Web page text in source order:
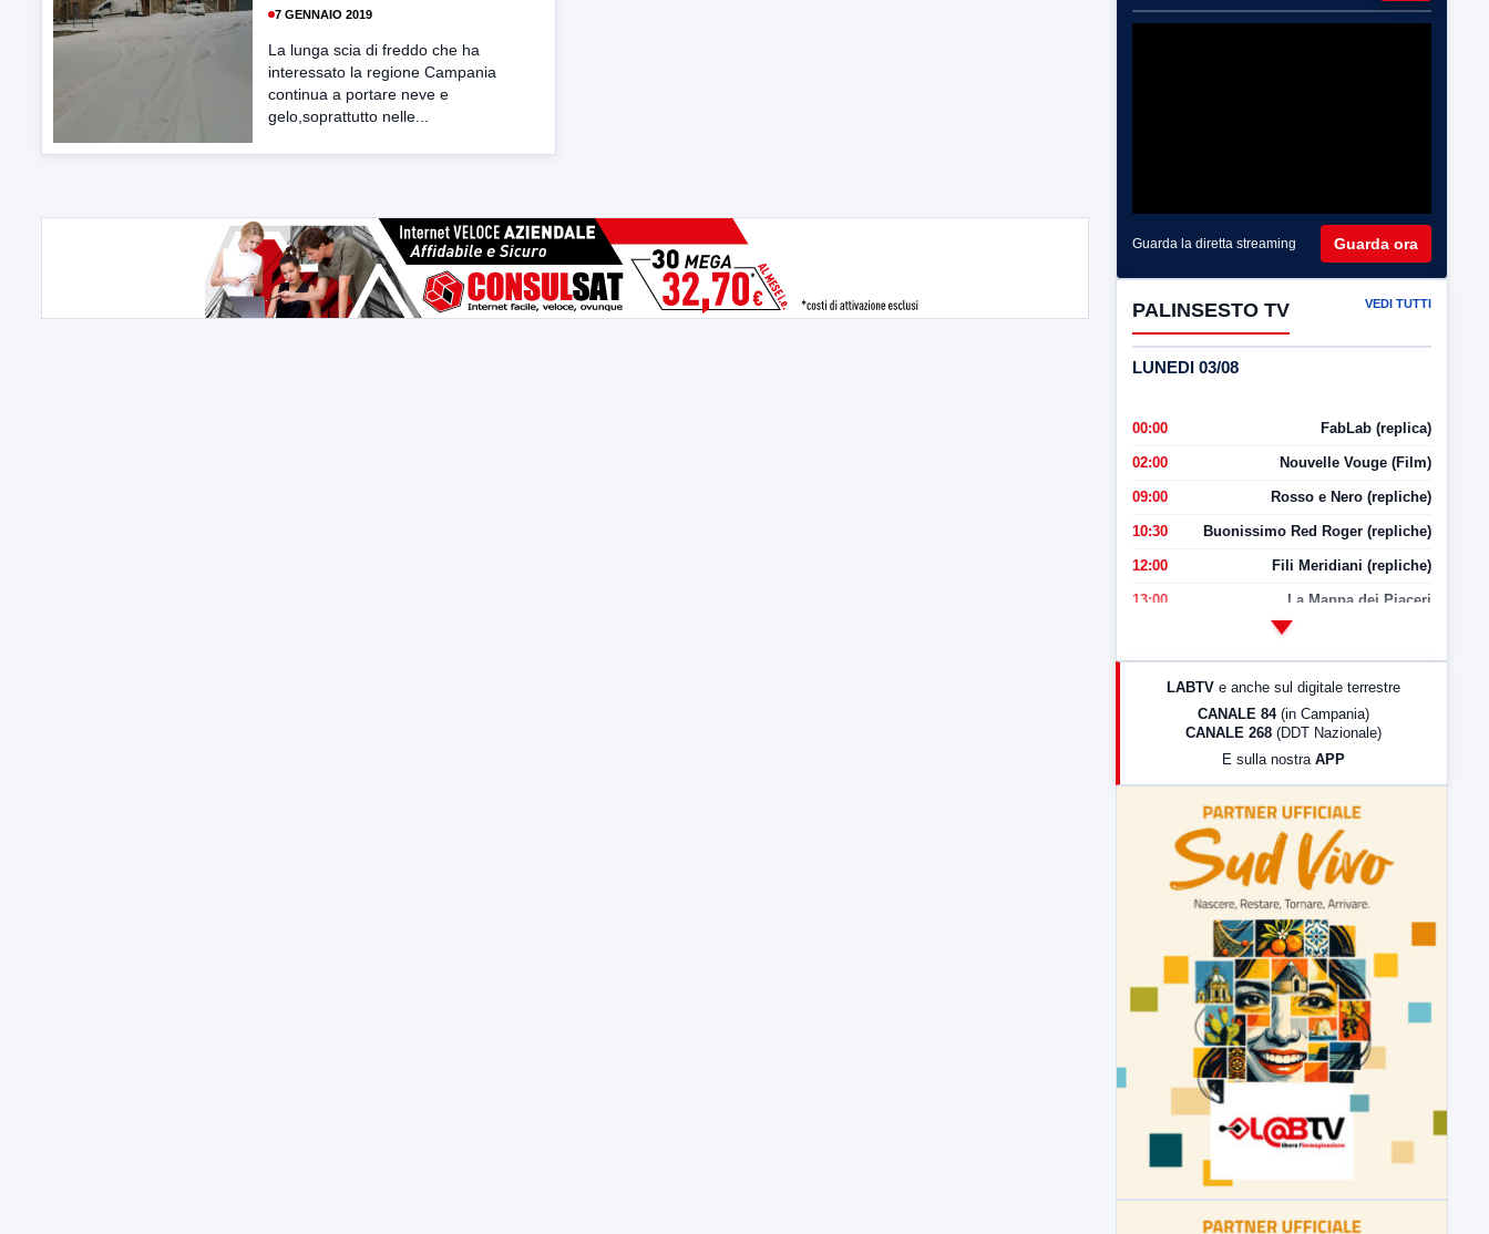
7 GENNAIO 2019
La lunga scia di freddo che ha
interessato la regione Campania
continua a portare neve e
gelo,soprattutto nelle...
Guarda la diretta streaming Guarda ora
PALINSESTO TV VEDI TUTTI
LUNEDI 03/08
00:00 FabLab (replica)
02:00 Nouvelle Vouge (Film)
09:00 Rosso e Nero (repliche)
10:30 Buonissimo Red Roger (repliche)
12:00 Fili Meridiani (repliche)
13:00 La Mappa dei Piaceri
LabNews (Diretta)
LabNews (replica)
LABTV e anche sul digitale terrestre
CANALE 84 (in Campania)
CANALE 268 (DDT Nazionale)
E sulla nostra APP